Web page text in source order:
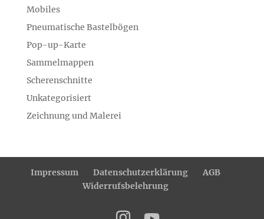
Mobiles
Pneumatische Bastelbögen
Pop-up-Karte
Sammelmappen
Scherenschnitte
Unkategorisiert
Zeichnung und Malerei
Impressum Datenschutzerklärung
AGB
Widerrufsbelehrung